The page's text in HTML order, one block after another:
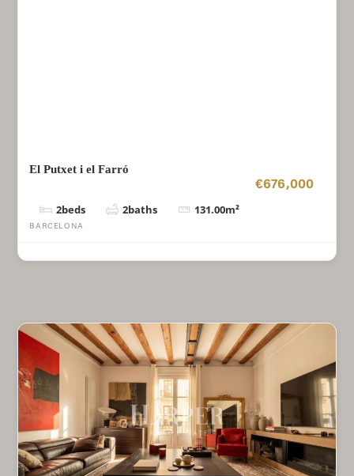
El Putxet i el Farró
€676,000
2beds 2baths 131.00m²
BARCELONA